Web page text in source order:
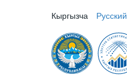
Кыргызча Русский